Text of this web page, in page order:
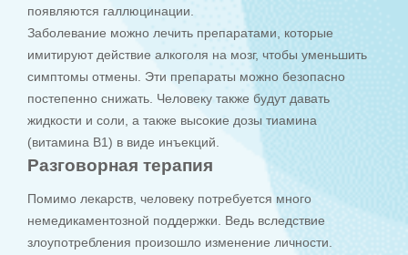
появляются галлюцинации.
Заболевание можно лечить препаратами, которые
имитируют действие алкоголя на мозг, чтобы уменьшить
симптомы отмены. Эти препараты можно безопасно
постепенно снижать. Человеку также будут давать
жидкости и соли, а также высокие дозы тиамина
(витамина B1) в виде инъекций.
Разговорная терапия
Помимо лекарств, человеку потребуется много
немедикаментозной поддержки. Ведь вследствие
злоупотребления произошло изменение личности.